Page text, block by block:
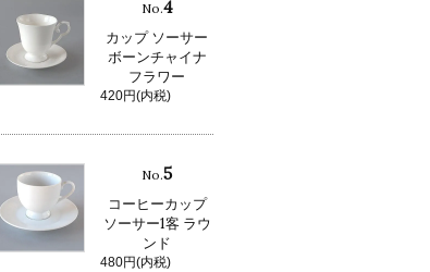
No.4
カップ ソーサー
ボーンチャイナ
フラワー
420円(内税)
No.5
コーヒーカップ
ソーサー1客 ラウ
ンド
480円(内税)